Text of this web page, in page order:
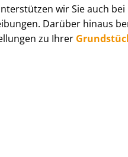
wir Sie auch bei
Darüber hinaus
zu Ihrer